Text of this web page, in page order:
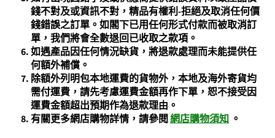
錢不對及或資訊不對，精品有權利-拒絕及取消任何價
錢錯誤之訂單。如閣下已用任何形式付款而被取消訂
單，我們將會全數退回已收取之款項。
如遇產品因任何情況缺貨，將退款處理而未能提供任
何額外補償。
除額外列明包本地運費的貨物外，本地及海外寄貨均
需付運費，請先考慮運費金額再作下單，恕不接受因
運費金額超出預期作為退款理由。
有關更多網店購物詳情，請參閱 網店購物須知 。